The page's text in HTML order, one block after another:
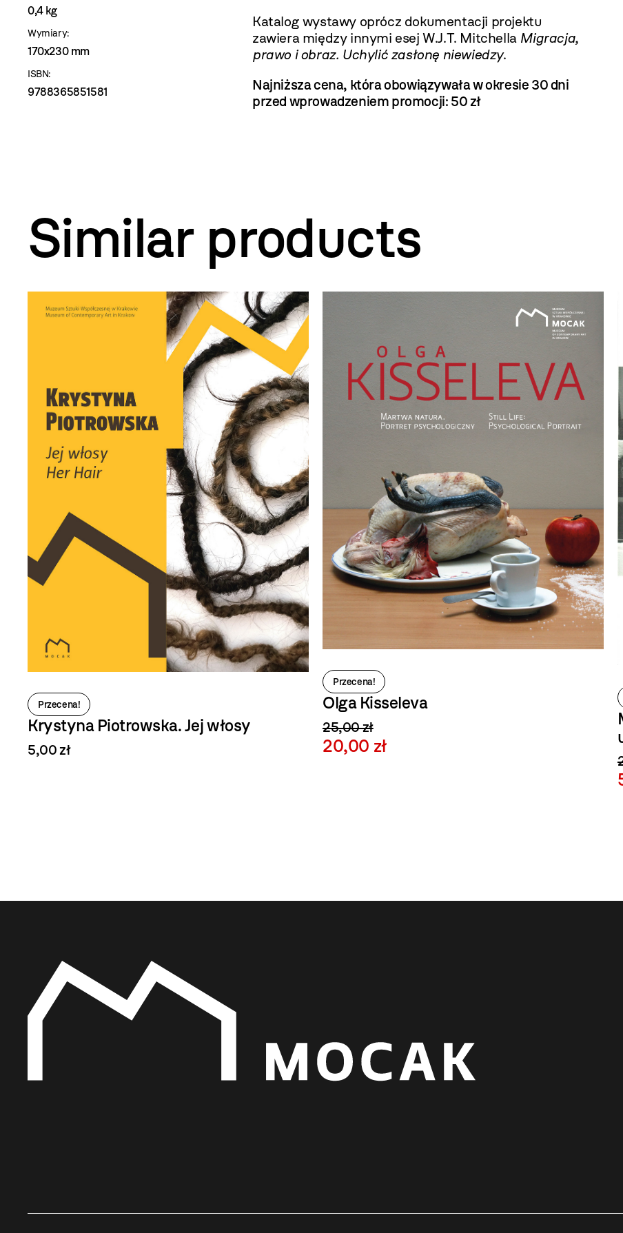
0,4 kg
Wymiary:
170x230 mm
ISBN:
9788365851581
Katalog wystawy oprócz dokumentacji projektu
zawiera między innymi esej W.J.T. Mitchella Migracja,
prawo i obraz. Uchylić zasłonę niewiedzy.
Najniższa cena, która obowiązywała w okresie 30 dni
przed wprowadzeniem promocji: 50 zł
Similar products
Olga Kisseleva
25,00 zł
20,00 zł
Przecena!
Marian Elie Rewizyta Dali
u Pendereckich, Penderecki Partytury